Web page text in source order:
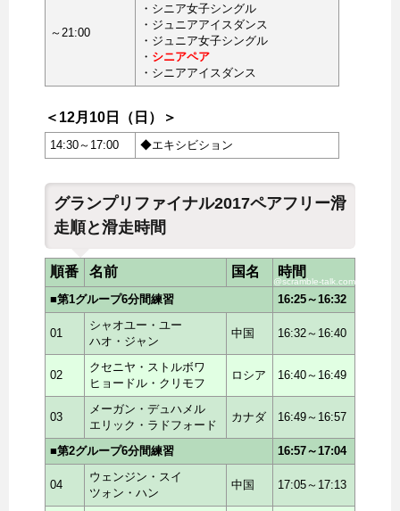
～21:00
・シニア女子シングル
・ジュニアアイスダンス
・ジュニア女子シングル
・ シニアペア
・シニアアイスダンス
＜12月10日（日）＞
14:30～17:00 ◆エキシビション
グランプリファイナル2017ペアフリー滑
走順と滑走時間
@scramble-talk.com
順番 名前 国名 時間
■第1グループ6分間練習 16:25～16:32
01
シャオユー・ユー
ハオ・ジャン
中国 16:32～16:40
02
クセニヤ・ストルボワ
ヒョードル・クリモフ
ロシア 16:40～16:49
03
メーガン・デュハメル
エリック・ラドフォード
カナダ 16:49～16:57
■第2グループ6分間練習 16:57～17:04
04
ウェンジン・スイ
ツォン・ハン
中国 17:05～17:13